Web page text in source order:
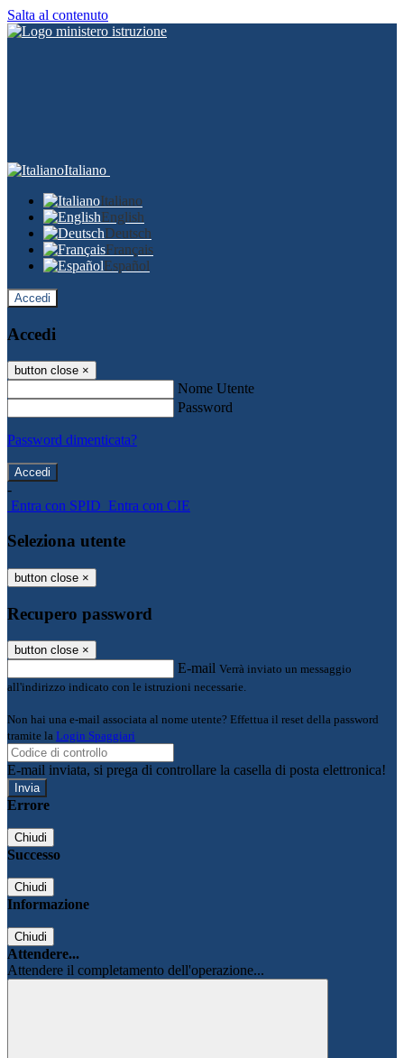
Salta al contenuto
Italiano
Italiano
English
Deutsch
Français
Español
Accedi
Accedi
button close ×
Nome Utente
Password
Password dimenticata?
-
Entra con SPID Entra con CIE
Seleziona utente
button close ×
Recupero password
button close ×
E-mail Verrà inviato un messaggio
all'indirizzo indicato con le istruzioni necessarie.
Non hai una e-mail associata al nome utente? Effettua il reset della password
tramite la Login Spaggiari
E-mail inviata, si prega di controllare la casella di posta elettronica!
Errore
Chiudi
Successo
Chiudi
Informazione
Chiudi
Attendere...
Attendere il completamento dell'operazione...